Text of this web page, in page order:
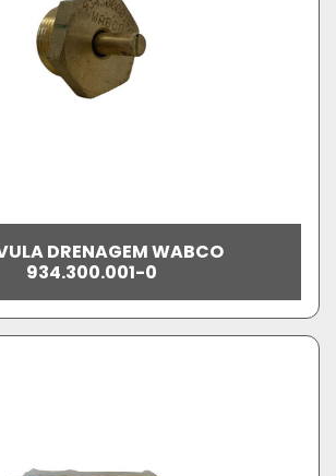
DRENAGEM WABCO
934.300.001-0